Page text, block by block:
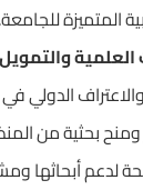
المتميزة للجامعة.
العلمية
والاعتراف
ومنح بحثية من
لدعم أبحاثها